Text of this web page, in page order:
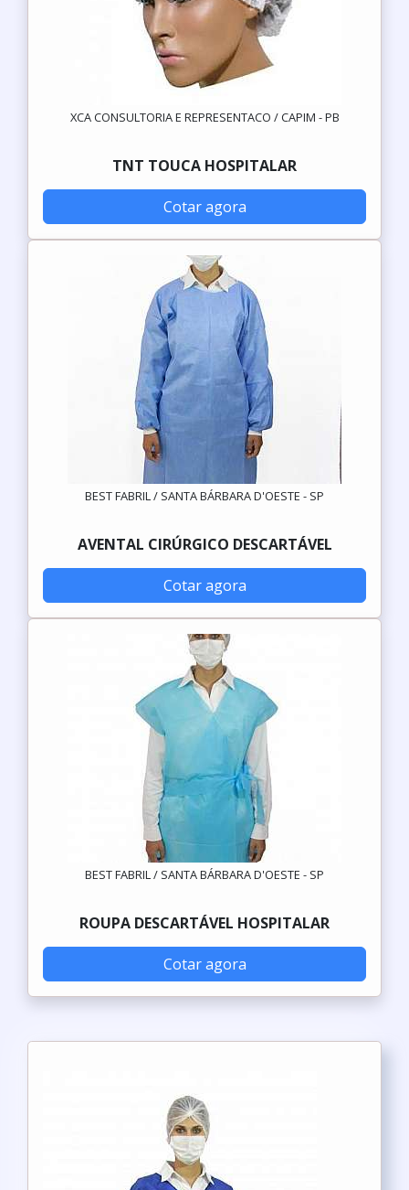
XCA CONSULTORIA E REPRESENTACO / CAPIM - PB
TNT TOUCA HOSPITALAR
Cotar agora
BEST FABRIL / SANTA BÁRBARA D'OESTE - SP
AVENTAL CIRÚRGICO DESCARTÁVEL
Cotar agora
BEST FABRIL / SANTA BÁRBARA D'OESTE - SP
ROUPA DESCARTÁVEL HOSPITALAR
Cotar agora